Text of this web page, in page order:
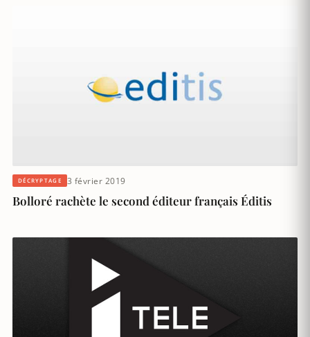
DÉCRYPTAGE 3 février 2019
Bolloré rachète le second éditeur français Éditis